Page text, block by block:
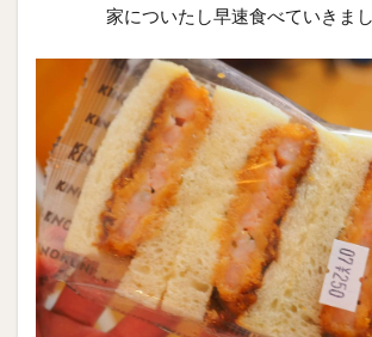
家についたし早速食べていきまし